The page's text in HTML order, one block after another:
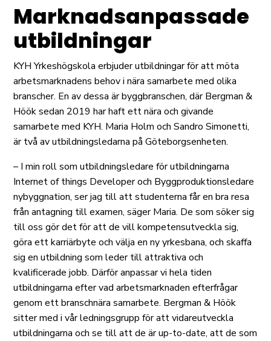
Marknadsanpassade
utbildningar
KYH Yrkeshögskola erbjuder utbildningar för att möta
arbetsmarknadens behov i nära samarbete med olika
branscher. En av dessa är byggbranschen, där Bergman &
Höök sedan 2019 har haft ett nära och givande
samarbete med KYH. Maria Holm och Sandro Simonetti,
är två av utbildningsledarna på Göteborgsenheten.
– I min roll som utbildningsledare för utbildningarna
Internet of things Developer och Byggproduktionsledare
nybyggnation, ser jag till att studenterna får en bra resa
från antagning till examen, säger Maria. De som söker sig
till oss gör det för att de vill kompetensutveckla sig,
göra ett karriärbyte och välja en ny yrkesbana, och skaffa
sig en utbildning som leder till attraktiva och
kvalificerade jobb. Därför anpassar vi hela tiden
utbildningarna efter vad arbetsmarknaden efterfrågar
genom ett branschnära samarbete. Bergman & Höök
sitter med i vår ledningsgrupp för att vidareutveckla
utbildningarna och se till att de är up-to-date, att de som